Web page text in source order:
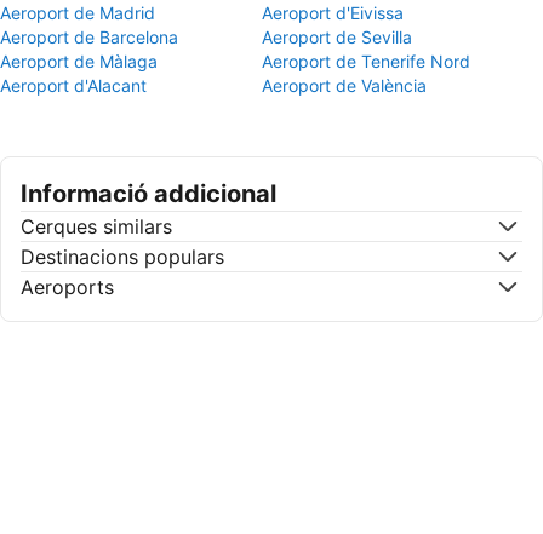
Aeroport de Madrid
Aeroport d'Eivissa
Aeroport de Barcelona
Aeroport de Sevilla
Aeroport de Màlaga
Aeroport de Tenerife Nord
Aeroport d'Alacant
Aeroport de València
Informació addicional
Cerques similars
Destinacions populars
Aeroports